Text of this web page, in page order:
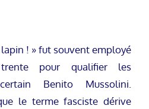
! » fut souvent employé
pour qualifier les
Benito Mussolini.
le terme fasciste dérive